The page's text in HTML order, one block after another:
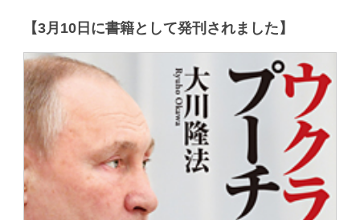
【3月10日に書籍として発刊されました】